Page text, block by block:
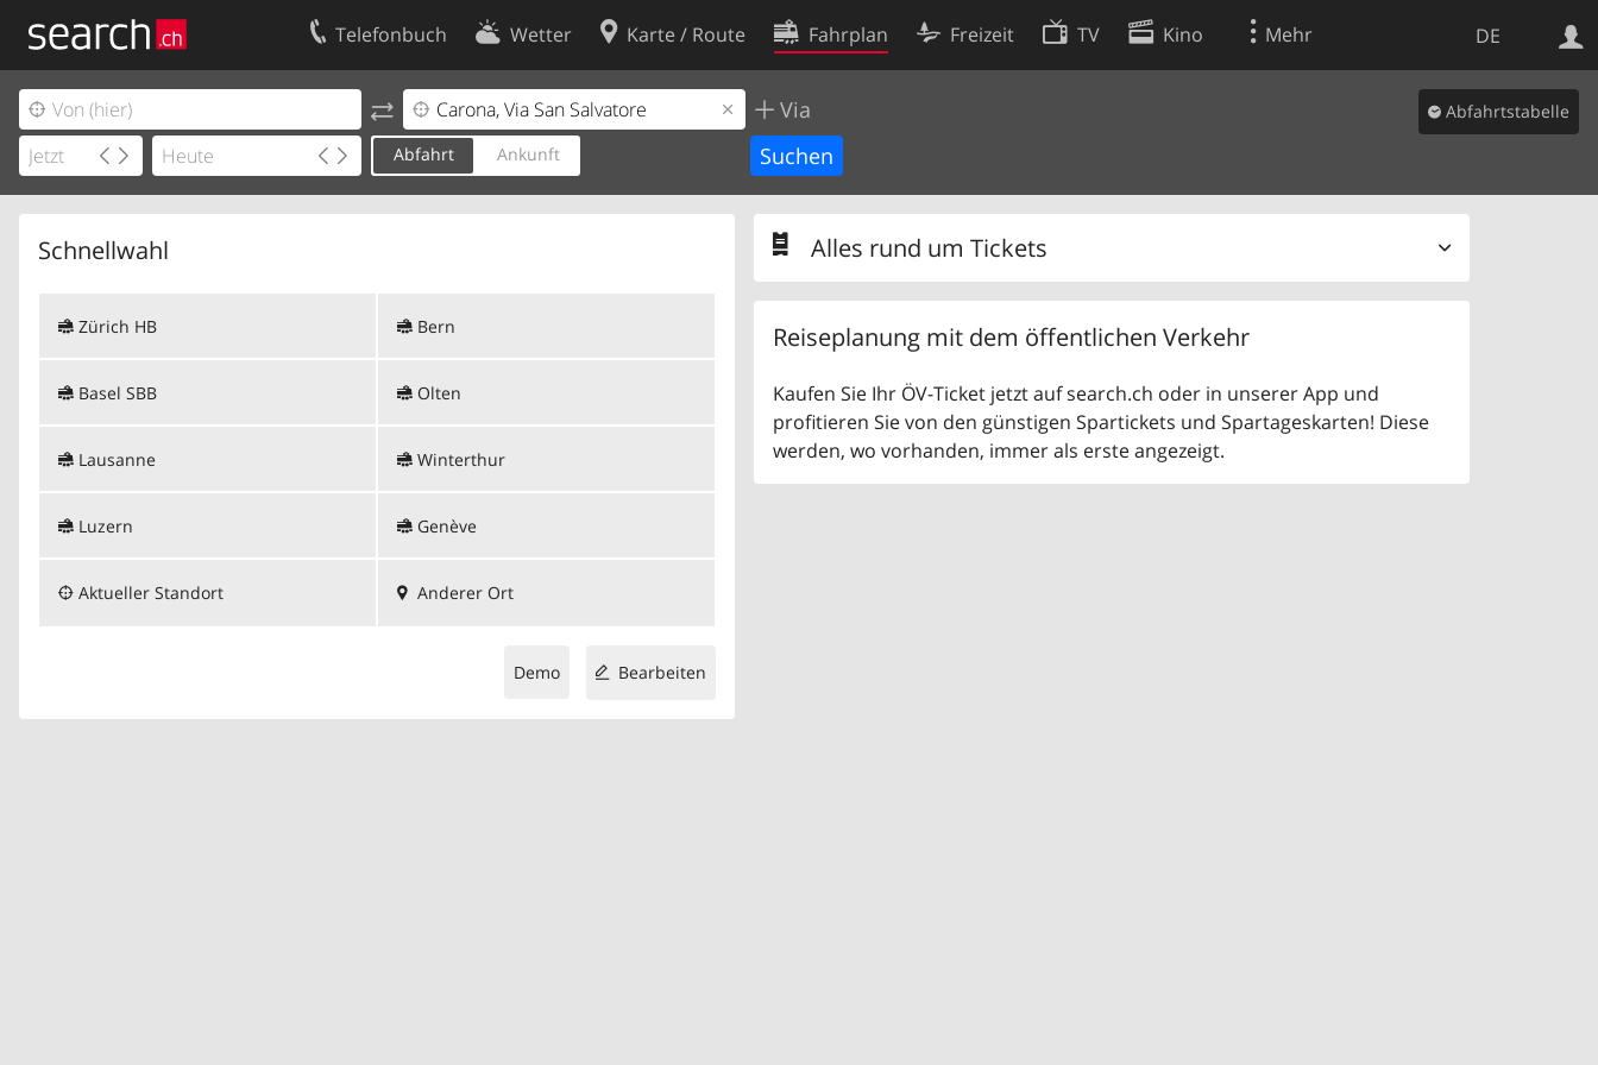
DE
Telefonbuch Wetter Karte / Route Fahrplan Freizeit TV Kino Mehr
Via
Abfahrt Ankunft
Abfahrtstabelle
Schnellwahl
Zürich HB
Basel SBB
Lausanne
Luzern
Bern
Olten
Winterthur
Genève
Aktueller Standort Anderer Ort
Bearbeiten
Demo
Alles rund um Tickets
Reiseplanung mit dem öffentlichen Verkehr
Kaufen Sie Ihr ÖV-Ticket jetzt auf search.ch oder in unserer App und
profitieren Sie von den günstigen Spartickets und Spartageskarten! Diese
werden, wo vorhanden, immer als erste angezeigt.
Ihr Eintrag
Kundencenter Geschäftskunden
Kontakt
Nutzungsbedingungen
Cookie-Einstellungen